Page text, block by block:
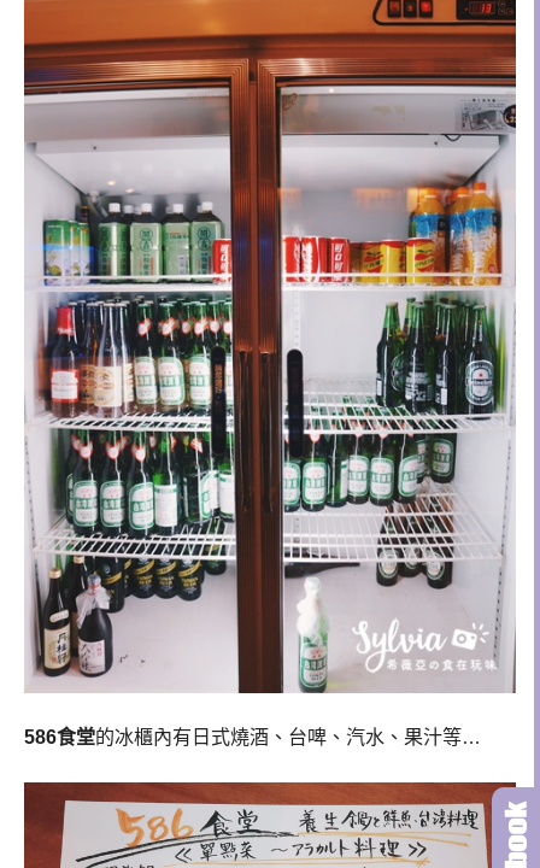
586食堂的冰櫃內有日式燒酒、台啤、汽水、果汁等…